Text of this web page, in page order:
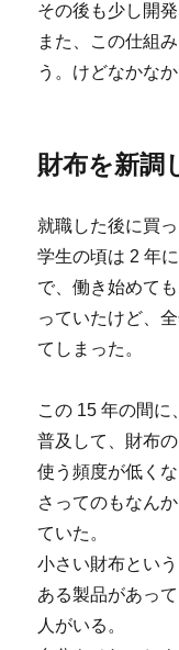
その後も少し開
また、この仕組
う。けどなかな
財布を新調
就職した後に買
学生の頃は 2 年
で、働き始めて
っていたけど、
てしまった。
この 15 年の間に
普及して、財布
使う頻度が低く
さってのもなん
ていた。
小さい財布とい
ある製品があっ
人がいる。